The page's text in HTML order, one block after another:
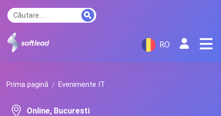
RO
Prima pagină Evenimente IT
Online, Bucuresti